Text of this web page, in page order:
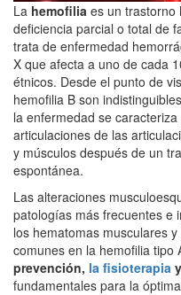
La hemofilia es un trastorno
deficiencia parcial o total de
trata de enfermedad
X que afecta a uno de cada
étnicos. Desde el punto de
hemofilia B son
la enfermedad se
articulaciones de las
y músculos después de un
espontánea.
Las alteraciones
patologías más frecuentes e
los hematomas musculares
comunes en la hemofilia tipo
prevención, la fisioterapia
fundamentales para la